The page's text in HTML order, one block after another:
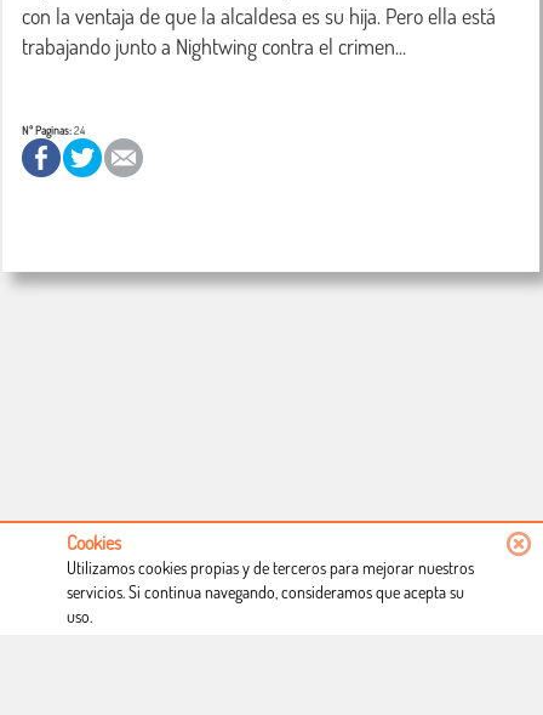
con la ventaja de que la alcaldesa es su hija. Pero ella está
Nº Paginas:24
Condiciones de uso
Cookies
Utilizamos cookies propias y de terceros para mejorar nuestros
servicios. Si continua navegando, consideramos que acepta su
uso.